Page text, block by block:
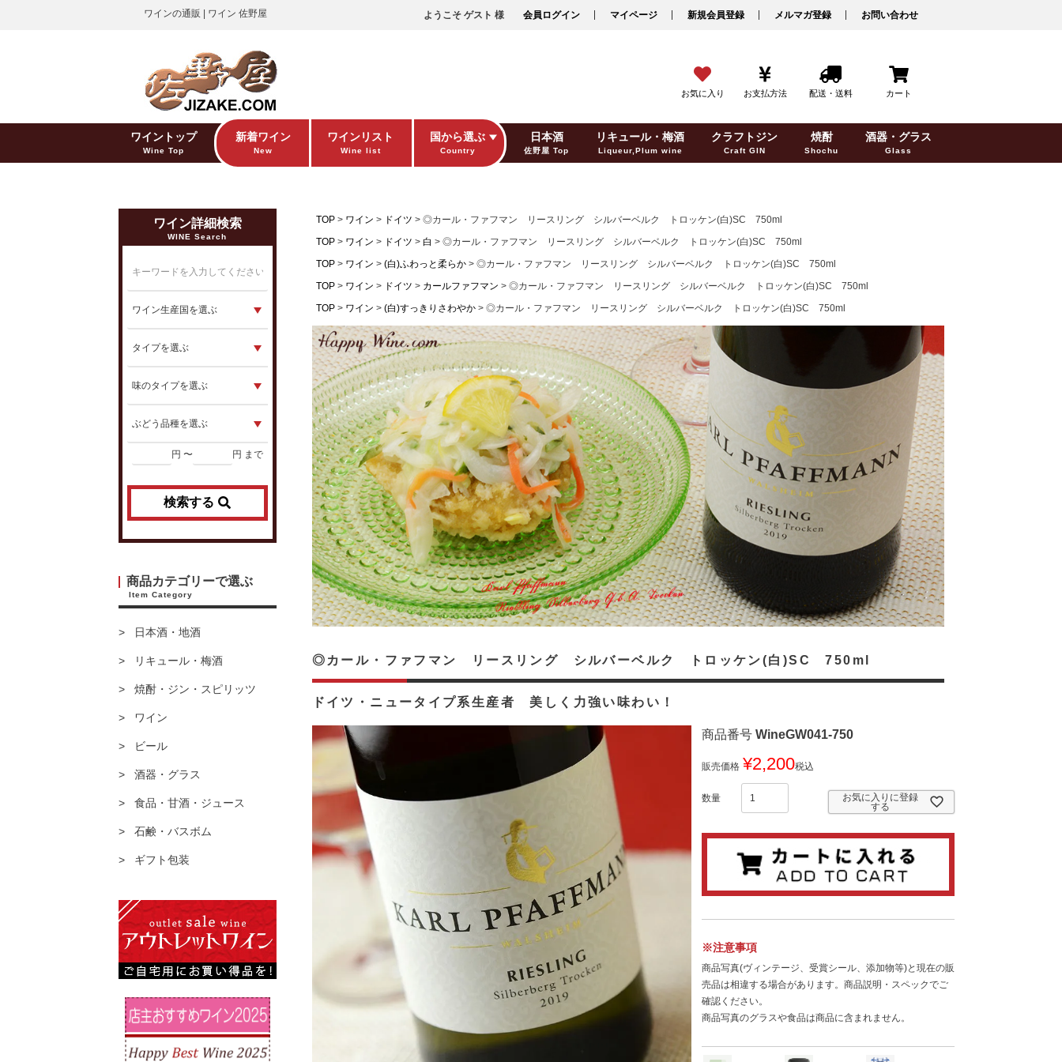
ワインの通販 | ワイン 佐野屋 ようこそ ゲスト 様 会員ログイン マイページ 新規会員登録 メルマガ登録 お問い合わせ
お気に入り お支払方法 配送・送料 カート
ワイントップ
Wine Top
新着ワイン
New
ワインリスト
Wine list
国から選ぶ
Country
日本酒
佐野屋 Top
リキュール・梅酒
Liqueur,Plum wine
クラフトジン
Craft GIN
焼酎
Shochu
酒器・グラス
Glass
ワイン詳細検索
WINE Search
円 〜 円 まで
検索する
商品カテゴリーで選ぶ
Item Category
日本酒・地酒
リキュール・梅酒
焼酎・ジン・スピリッツ
ワイン
ビール
酒器・グラス
食品・甘酒・ジュース
石鹸・バスボム
ギフト包装
TOP ワイン ドイツ
◎カール・ファフマン リースリング シルバーベルク トロッケン(白)SC 750ml
TOP
ワイン ドイツ 白
◎カール・ファフマン リースリング シルバーベルク トロッケン(白)SC 750ml
TOP
ワイン (白)ふわっと柔らか
◎カール・ファフマン リースリング シルバーベルク トロッケン(白)SC 750ml
TOP
ワイン ドイツ カールファフマン
◎カール・ファフマン リースリング シルバーベルク トロッケン(白)SC 750ml
TOP
ワイン (白)すっきりさわやか ◎カール・ファフマン リースリング シルバーベルク トロッケン(白)SC 750ml
ドイツ・ニュータイプ系生産者 美しく力強い味わい！
◎カール・ファフマン リースリング シルバーベルク トロッケン(白)SC 750ml
商品番号 WineGW041-750
販売価格 ¥2,200税込
お気に入りに登録
する
※注意事項
商品写真(ヴィンテージ、受賞シール、添加物等)と現在の販
売品は相違する場合があります。商品説明・スペックでご
確認ください。
商品写真のグラスや食品は商品に含まれません。